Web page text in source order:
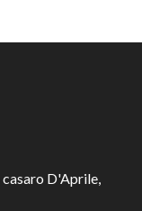
casaro D'Aprile,